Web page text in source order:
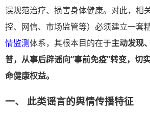
误规范治疗、损害身体健康。对此，相
控、网信、市场监管等）必须建立一套
情监测体系，其根本目的在于主动发现
普，从事后辟谣向“事前免疫”转变，切
命健康权益。
一、 此类谣言的舆情传播特征